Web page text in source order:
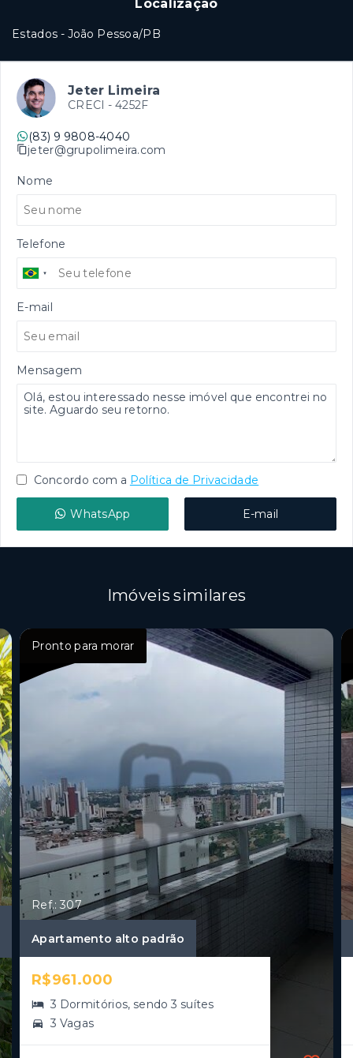
Localização
Estados - João Pessoa/PB
Jeter Limeira
CRECI - 4252F
(83) 9 9808-4040
jeter@grupolimeira.com
Nome
Telefone
E-mail
Mensagem
Concordo com a Política de Privacidade
WhatsApp E-mail
Imóveis similares
Pronto para morar
Ref.: 307
Apartamento alto padrão
R$961.000
3 Dormitórios, sendo 3 suítes
3 Vagas